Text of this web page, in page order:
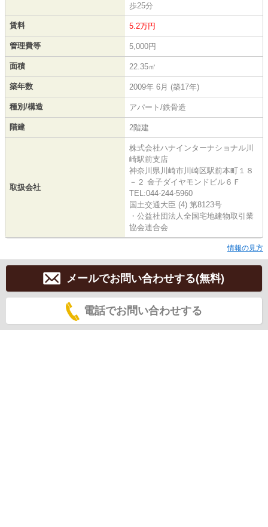
歩25分
賃料 5.2万円
管理費等 5,000円
面積 22.35㎡
築年数 2009年 6月 (築17年)
種別/構造 アパート/鉄骨造
階建 2階建
取扱会社
株式会社ハナインターナショナル川
崎駅前支店
神奈川県川崎市川崎区駅前本町１８
－２ 金子ダイヤモンドビル６Ｆ
TEL:044-244-5960
国土交通大臣 (4) 第8123号
・公益社団法人全国宅地建物取引業
協会連合会
情報の見方
メールでお問い合わせする(無料)
電話でお問い合わせする